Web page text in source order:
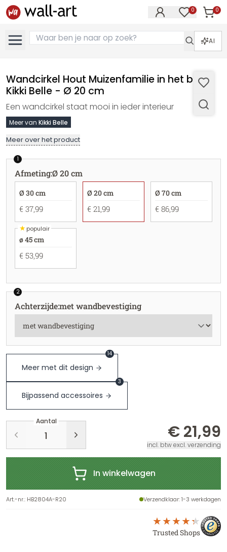
0 0
AI
Wandcirkel Hout Muizenfamilie in het bos -
Kikki Belle - Ø 20 cm
Een wandcirkel staat mooi in ieder interieur
Meer van Kikki Belle
Meer over het product
1
Afmeting:Ø 20 cm
Ø 30 cm
€ 37,99
Ø 20 cm
€ 21,99
Ø 70 cm
€ 86,99
★populair
ø 45 cm
€ 53,99
2
Achterzijde:met wandbevestiging
Meer met dit design
14
Bijpassend accessoires
3
Aantal
€ 21,99
incl. btw excl. verzending
In winkelwagen
Art.-nr.: HB2804A-R20 Verzendklaar: 1-3 werkdagen
Trusted Shops